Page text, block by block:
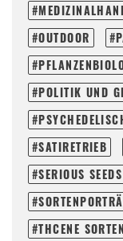
OUTDOOR
POLITIK UND
SATIRETRIEB
SERIOUS SEEDS
THCENE SORTEN